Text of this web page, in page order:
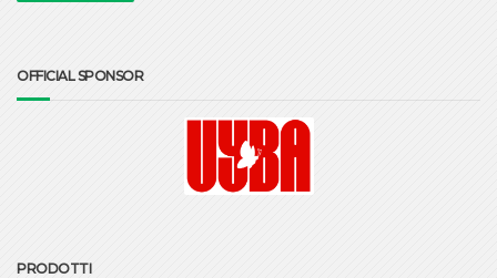
OFFICIAL SPONSOR
PRODOTTI